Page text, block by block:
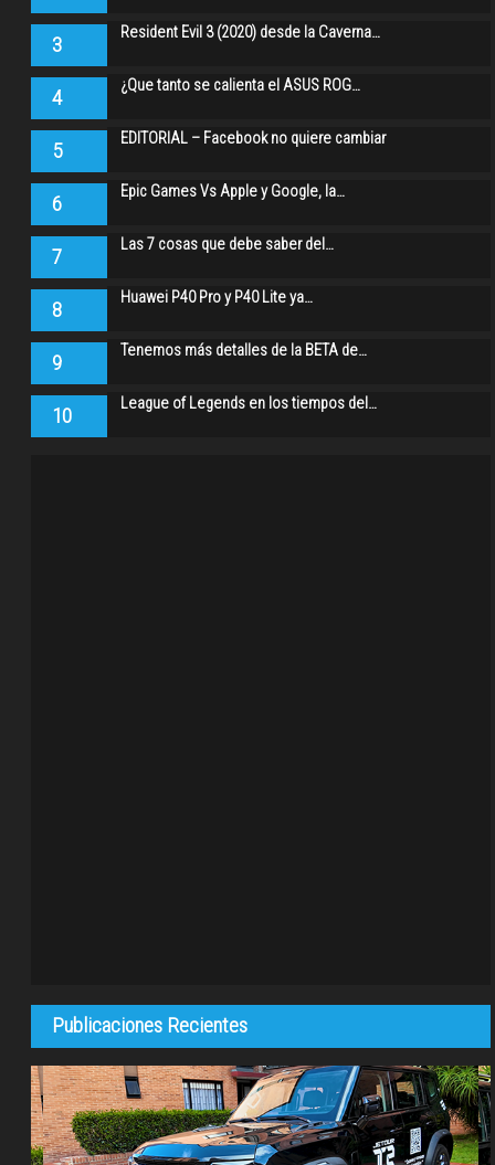
3 Resident Evil 3 (2020) desde la Caverna…
4 ¿Que tanto se calienta el ASUS ROG…
5 EDITORIAL – Facebook no quiere cambiar
6 Epic Games Vs Apple y Google, la…
7 Las 7 cosas que debe saber del…
8 Huawei P40 Pro y P40 Lite ya…
9 Tenemos más detalles de la BETA de…
10 League of Legends en los tiempos del…
Publicaciones Recientes